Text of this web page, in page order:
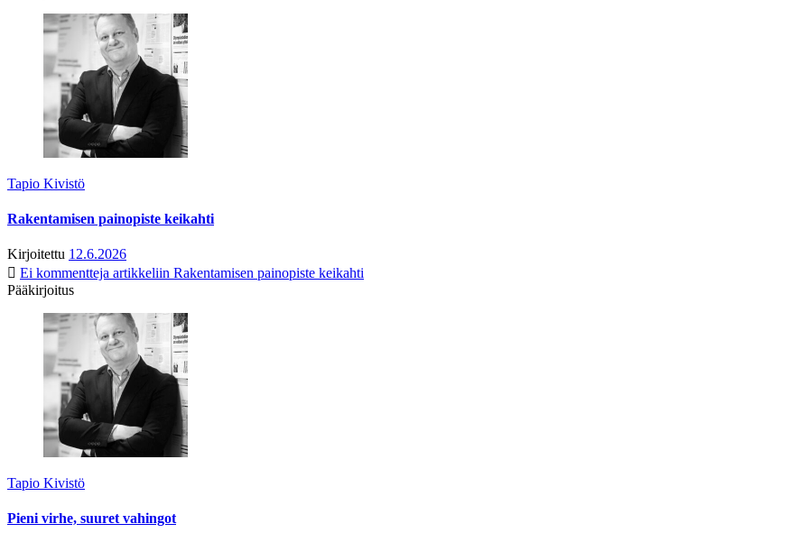
Tapio Kivistö
Rakentamisen painopiste keikahti
Kirjoitettu 12.6.2026
Ei kommentteja artikkeliin Rakentamisen painopiste keikahti
Pääkirjoitus
Tapio Kivistö
Pieni virhe, suuret vahingot